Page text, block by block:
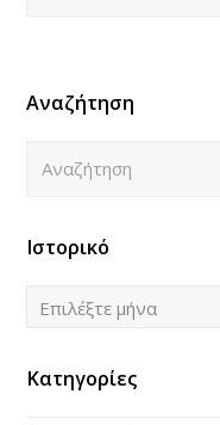
Αναζήτηση
Ιστορικό
Ιστορικό
Επιλέξτε μήνα
Κατηγορίες